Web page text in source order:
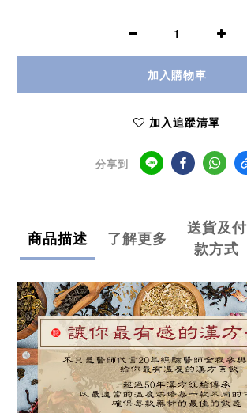
加入購物車
加入追蹤清單
分享到
商品描述 了解更多
送貨及付
款方式